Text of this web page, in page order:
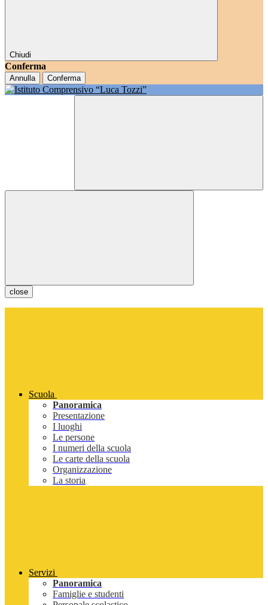
Chiudi
Conferma
Annulla Conferma
close
Scuola
Panoramica
Presentazione
I luoghi
Le persone
I numeri della scuola
Le carte della scuola
Organizzazione
La storia
Servizi
Panoramica
Famiglie e studenti